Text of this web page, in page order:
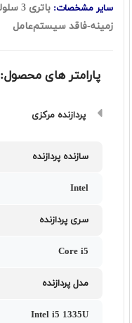
سایر مشخصات:
زمینه-فاقد سيستم‌عامل
پارامتر های محصول:
پردازنده مرکزی
سازنده پردازنده
Intel
سری پردازنده
Core i5
مدل پردازنده
Intel i5 1335U